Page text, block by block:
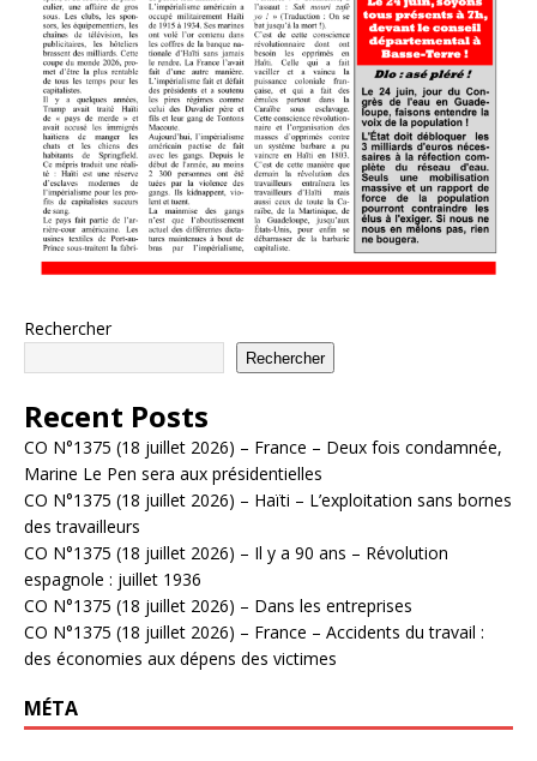
Rechercher
Rechercher
Recent Posts
CO N°1375 (18 juillet 2026) – France – Deux fois condamnée,
Marine Le Pen sera aux présidentielles
CO N°1375 (18 juillet 2026) – Haïti – L’exploitation sans bornes
des travailleurs
CO N°1375 (18 juillet 2026) – Il y a 90 ans – Révolution
espagnole : juillet 1936
CO N°1375 (18 juillet 2026) – Dans les entreprises
CO N°1375 (18 juillet 2026) – France – Accidents du travail :
des économies aux dépens des victimes
MÉTA